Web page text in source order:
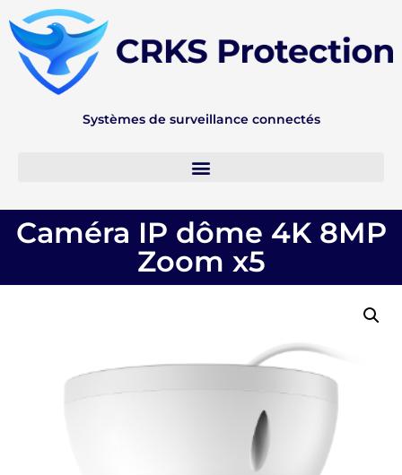
Systèmes de surveillance connectés
Caméra IP dôme 4K 8MP
Zoom x5